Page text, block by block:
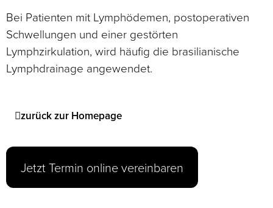
Bei Patienten mit Lymphödemen, postoperativen
Schwellungen und einer gestörten
Lymphzirkulation, wird häufig die brasilianische
Lymphdrainage angewendet.
zurück zur Homepage
Jetzt Termin online vereinbaren